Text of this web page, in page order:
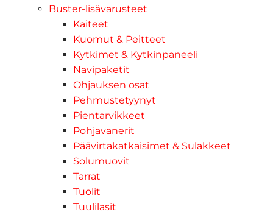
Buster-lisävarusteet
Kaiteet
Kuomut & Peitteet
Kytkimet & Kytkinpaneeli
Navipaketit
Ohjauksen osat
Pehmustetyynyt
Pientarvikkeet
Pohjavanerit
Päävirtakatkaisimet & Sulakkeet
Solumuovit
Tarrat
Tuolit
Tuulilasit